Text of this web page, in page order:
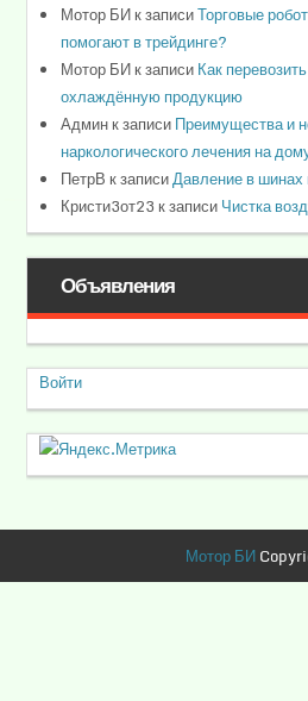
Мотор БИк записиТорговые
помогают в трейдинге?
Мотор БИк записиКак
охлаждённую продукцию
Админк записиПреимущества и
наркологического лечения на
ПетрВ к записиДавление в
Кристи3от23 к записиЧистка
Объявления
Войти
Мотор БИ